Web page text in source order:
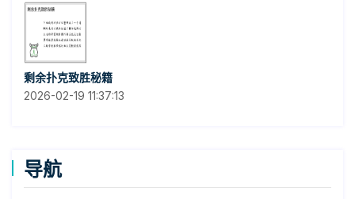
剩余扑克致胜秘籍
2026-02-19 11:37:13
导航